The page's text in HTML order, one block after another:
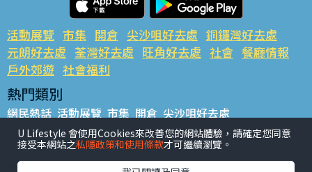
活動展覽 市集 開倉 尖沙咀好去處 銅鑼灣好去處
元朗好去處 荃灣好去處 旺角好去處 社會 餐廳情報
戶外郊遊 社會福利
熱門類別
網民熱話 活動展覽 市集 開倉 尖沙咀好去處
銅鑼灣好去處 元朗好去處 荃灣好去處 旺角好去處 社會
餐廳情報 戶外郊遊
U Lifestyle 會使用Cookies來改善您的網站體驗，請確定您同意
接受本網站之私隱政策和使用條款才可繼續瀏覽。